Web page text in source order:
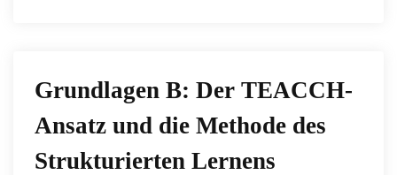
Grundlagen B: Der TEACCH-
Ansatz und die Methode des
Strukturierten Lernens